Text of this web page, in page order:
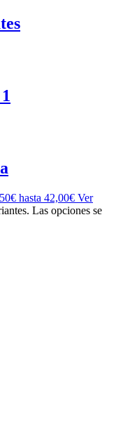
hasta 42,00€ Ver
Las opciones se